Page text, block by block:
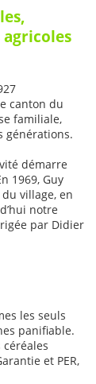
canton du
familiale,
générations.
démarre
1969, Guy
village, en
notre
par Didier
les seuls
panifiable.
et PER,